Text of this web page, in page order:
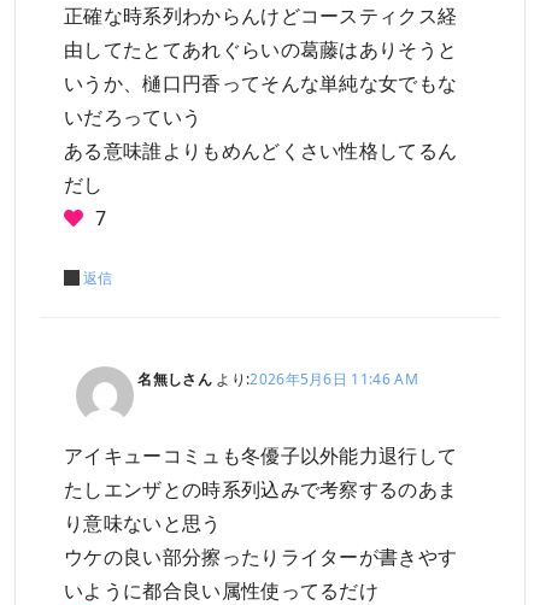
正確な時系列わからんけどコースティクス経
由してたとてあれぐらいの葛藤はありそうと
いうか、樋口円香ってそんな単純な女でもな
いだろっていう
ある意味誰よりもめんどくさい性格してるん
だし
7
返信
名無しさん より:2026年5月6日 11:46 AM
アイキューコミュも冬優子以外能力退行して
たしエンザとの時系列込みで考察するのあま
り意味ないと思う
ウケの良い部分擦ったりライターが書きやす
いように都合良い属性使ってるだけ